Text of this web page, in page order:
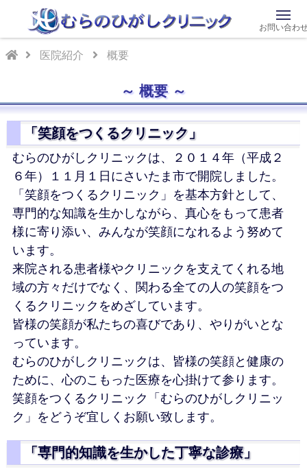
医院紹介 概要
概要
「笑顔をつくるクリニック」
むらのひがしクリニックは、２０１４年（平成２
６年）１１月１日にさいたま市で開院しました。
「笑顔をつくるクリニック」を基本方針として、
専門的な知識を生かしながら、真心をもって患者
様に寄り添い、みんなが笑顔になれるよう努めて
います。
来院される患者様やクリニックを支えてくれる地
域の方々だけでなく、関わる全ての人の笑顔をつ
くるクリニックをめざしています。
皆様の笑顔が私たちの喜びであり、やりがいとな
っています。
むらのひがしクリニックは、皆様の笑顔と健康の
ために、心のこもった医療を心掛けて参ります。
笑顔をつくるクリニック「むらのひがしクリニッ
ク」をどうぞ宜しくお願い致します。
「専門的知識を生かした丁寧な診療」
お問い合わ